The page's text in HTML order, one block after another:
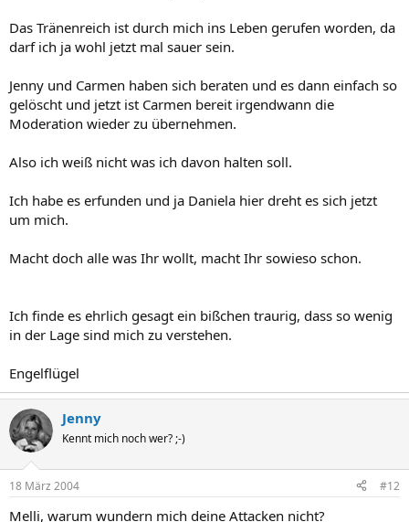
Das Tränenreich ist durch mich ins Leben gerufen worden, da
darf ich ja wohl jetzt mal sauer sein.
Jenny und Carmen haben sich beraten und es dann einfach so
gelöscht und jetzt ist Carmen bereit irgendwann die
Moderation wieder zu übernehmen.
Also ich weiß nicht was ich davon halten soll.
Ich habe es erfunden und ja Daniela hier dreht es sich jetzt
um mich.
Macht doch alle was Ihr wollt, macht Ihr sowieso schon.
Ich finde es ehrlich gesagt ein bißchen traurig, dass so wenig
in der Lage sind mich zu verstehen.
Engelflügel
Jenny
Kennt mich noch wer? ;-)
18 März 2004 #12
Melli, warum wundern mich deine Attacken nicht?